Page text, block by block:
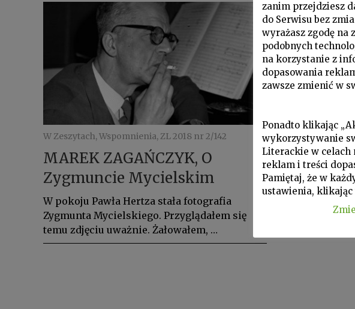
W Zeszytach, Wspomnienia, ZL 2018 nr 2/142
MAREK ZAGAŃCZYK, O
Zygmuncie Mycielskim
W pokoju Pawła Hertza stała fotografia
Zygmunta Mycielskiego. Przyglądałem się
temu zdjęciu uważnie. Żałowałem, …
zanim przejdziesz
do Serwisu bez
wyrażasz zgodę na
podobnych
na korzystanie z
dopasowania
zawsze zmienić w
Ponadto klikając
wykorzystywanie
Literackie w
reklam i treści
Pamiętaj, że w
ustawienia,